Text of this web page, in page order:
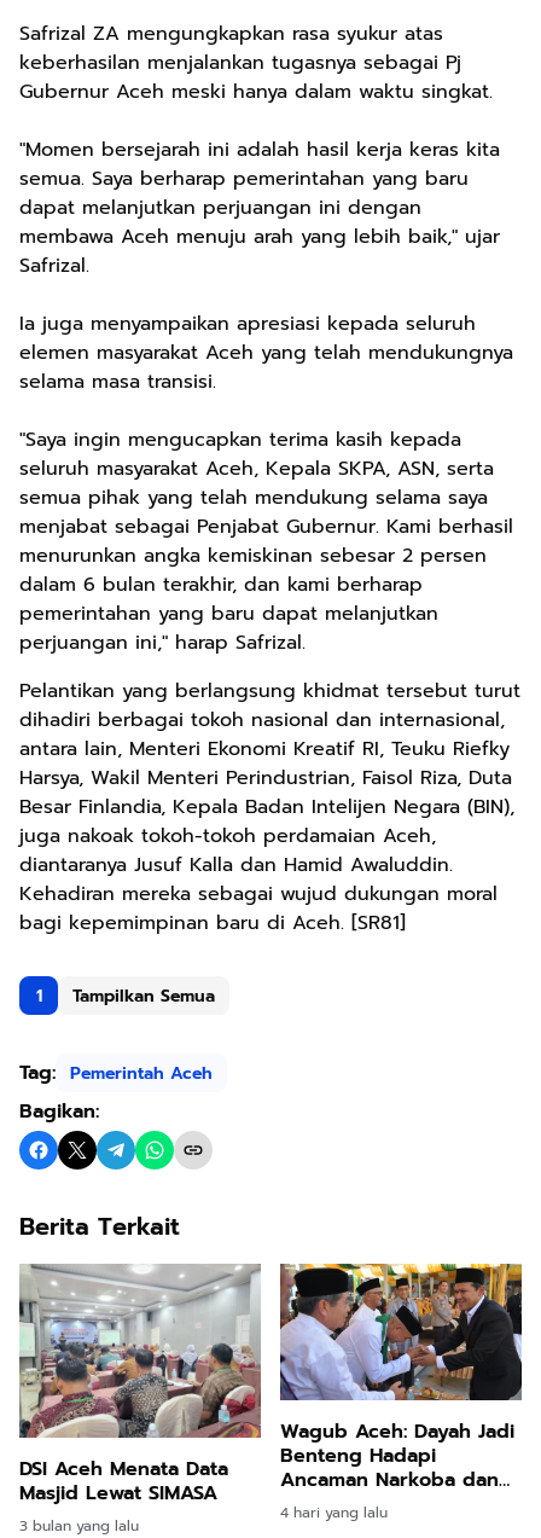
Safrizal ZA mengungkapkan rasa syukur atas
keberhasilan menjalankan tugasnya sebagai Pj
Gubernur Aceh meski hanya dalam waktu singkat.
"Momen bersejarah ini adalah hasil kerja keras kita
semua. Saya berharap pemerintahan yang baru
dapat melanjutkan perjuangan ini dengan
membawa Aceh menuju arah yang lebih baik," ujar
Safrizal.
Ia juga menyampaikan apresiasi kepada seluruh
elemen masyarakat Aceh yang telah mendukungnya
selama masa transisi.
"Saya ingin mengucapkan terima kasih kepada
seluruh masyarakat Aceh, Kepala SKPA, ASN, serta
semua pihak yang telah mendukung selama saya
menjabat sebagai Penjabat Gubernur. Kami berhasil
menurunkan angka kemiskinan sebesar 2 persen
dalam 6 bulan terakhir, dan kami berharap
pemerintahan yang baru dapat melanjutkan
perjuangan ini," harap Safrizal.
Pelantikan yang berlangsung khidmat tersebut turut
dihadiri berbagai tokoh nasional dan internasional,
antara lain, Menteri Ekonomi Kreatif RI, Teuku Riefky
Harsya, Wakil Menteri Perindustrian, Faisol Riza, Duta
Besar Finlandia, Kepala Badan Intelijen Negara (BIN),
juga nakoak tokoh-tokoh perdamaian Aceh,
diantaranya Jusuf Kalla dan Hamid Awaluddin.
Kehadiran mereka sebagai wujud dukungan moral
bagi kepemimpinan baru di Aceh. [SR81]
1 Tampilkan Semua
Tag: Pemerintah Aceh
Bagikan:
Berita Terkait
DSI Aceh Menata Data
Masjid Lewat SIMASA
3 bulan yang lalu
Wagub Aceh: Dayah Jadi
Benteng Hadapi
Ancaman Narkoba dan
Judi Online
4 hari yang lalu